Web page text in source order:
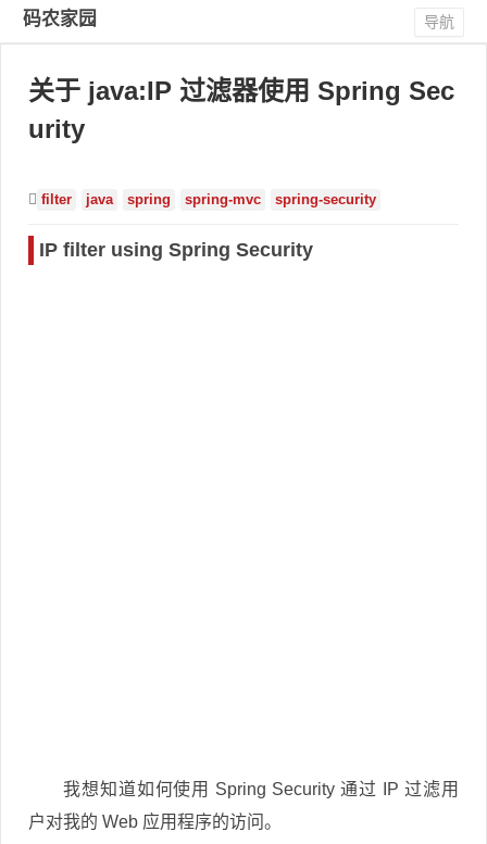
码农家园 导航
关于 java:IP 过滤器使用 Spring Sec
urity
filter java spring spring-mvc spring-security
IP filter using Spring Security
我想知道如何使用 Spring Security 通过 IP 过滤用
户对我的 Web 应用程序的访问。